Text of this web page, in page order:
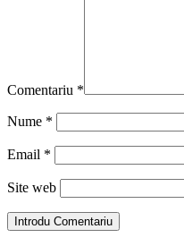
Comentariu *
Nume *
Email *
Site web
Introdu Comentariu